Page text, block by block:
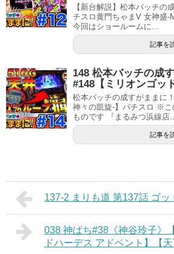
【新台解説】松本バッチの
チスロ黄門ちゃまV 女神盛-
今回はショールームに...
記事を
148 松本バッチの成
#148【ミリオンゴッ
松本バッチの成すがままに
神々の凱旋-】パチスロ ※こ
ものです 『まるみつ浜線店...
記事を
137-2 まりも道 第137話 ゴッ
038 神ぱち#38《神谷玲子》
ドハーデス アドベント】【天